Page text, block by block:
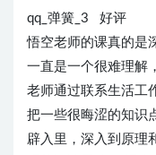
qq_弹簧_3 好评
悟空老师的课真的是
一直是一个很难理解
老师通过联系生活工
把一些很晦涩的知识
辟入里，深入到原理